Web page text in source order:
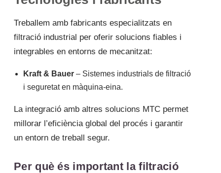
Treballem amb fabricants especialitzats en
filtració industrial per oferir solucions fiables i
integrables en entorns de mecanitzat:
Kraft & Bauer – Sistemes industrials de filtració
i seguretat en màquina-eina.
La integració amb altres solucions MTC permet
millorar l’eficiència global del procés i garantir
un entorn de treball segur.
Per què és important la filtració